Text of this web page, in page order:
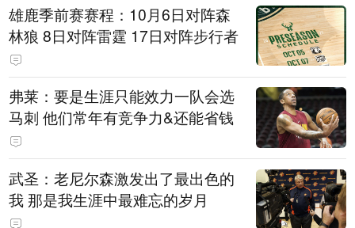
雄鹿季前赛赛程：10月6日对阵森
林狼 8日对阵雷霆 17日对阵步行者
弗莱：要是生涯只能效力一队会选
马刺 他们常年有竞争力&还能省钱
武圣：老尼尔森激发出了最出色的
我 那是我生涯中最难忘的岁月